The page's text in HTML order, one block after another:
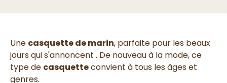
Une casquette de marin, parfaite pour les beaux
jours qui s'annoncent . De nouveau à la mode, ce
type de casquetteconvient à tous les âges et
genres.